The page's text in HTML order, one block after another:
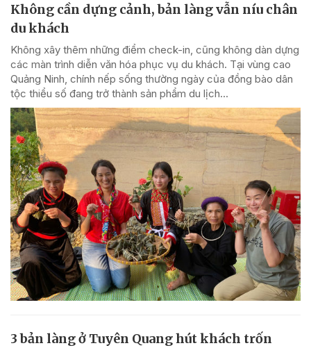
Không cần dựng cảnh, bản làng vẫn níu chân
du khách
Không xây thêm những điểm check-in, cũng không dàn dựng
các màn trình diễn văn hóa phục vụ du khách. Tại vùng cao
Quảng Ninh, chính nếp sống thường ngày của đồng bào dân
tộc thiểu số đang trở thành sản phẩm du lịch...
3 bản làng ở Tuyên Quang hút khách trốn